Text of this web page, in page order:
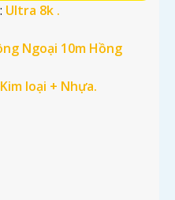
Ultra 8k .
Ngoại 10m Hồng
loại + Nhựa.